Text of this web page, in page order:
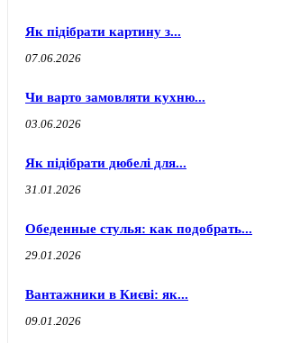
Як підібрати картину з...
07.06.2026
Чи варто замовляти кухню...
03.06.2026
Як підібрати дюбелі для...
31.01.2026
Обеденные стулья: как подобрать...
29.01.2026
Вантажники в Києві: як...
09.01.2026